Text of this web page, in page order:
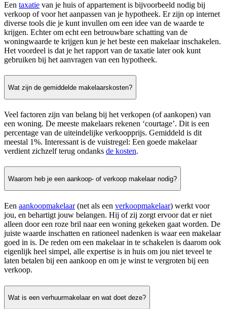
Een taxatie van je huis of appartement is bijvoorbeeld nodig bij
verkoop of voor het aanpassen van je hypotheek. Er zijn op internet
diverse tools die je kunt invullen om een idee van de waarde te
krijgen. Echter om echt een betrouwbare schatting van de
woningwaarde te krijgen kun je het beste een makelaar inschakelen.
Het voordeel is dat je het rapport van de taxatie later ook kunt
gebruiken bij het aanvragen van een hypotheek.
Wat zijn de gemiddelde makelaarskosten?
Veel factoren zijn van belang bij het verkopen (of aankopen) van
een woning. De meeste makelaars rekenen ‘courtage’. Dit is een
percentage van de uiteindelijke verkoopprijs. Gemiddeld is dit
meestal 1%. Interessant is de vuistregel: Een goede makelaar
verdient zichzelf terug ondanks de kosten.
Waarom heb je een aankoop- of verkoop makelaar nodig?
Een aankoopmakelaar(net als een verkoopmakelaar) werkt voor
jou, en behartigt jouw belangen. Hij of zij zorgt ervoor dat er niet
alleen door een roze bril naar een woning gekeken gaat worden. De
juiste waarde inschatten en rationeel nadenken is waar een makelaar
goed in is. De reden om een makelaar in te schakelen is daarom ook
eigenlijk heel simpel, alle expertise is in huis om jou niet teveel te
laten betalen bij een aankoop en om je winst te vergroten bij een
verkoop.
Wat is een verhuurmakelaar en wat doet deze?